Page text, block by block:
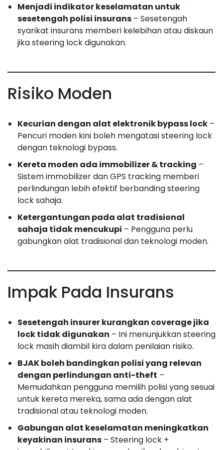
Menjadi indikator keselamatan untuk
sesetengah polisi insurans – Sesetengah
syarikat insurans memberi kelebihan atau diskaun
jika steering lock digunakan.
Risiko Moden
Kecurian dengan alat elektronik bypass lock –
Pencuri moden kini boleh mengatasi steering lock
dengan teknologi bypass.
Kereta moden ada immobilizer & tracking –
Sistem immobilizer dan GPS tracking memberi
perlindungan lebih efektif berbanding steering
lock sahaja.
Ketergantungan pada alat tradisional
sahaja tidak mencukupi – Pengguna perlu
gabungkan alat tradisional dan teknologi moden.
Impak Pada Insurans
Sesetengah insurer kurangkan coverage jika
lock tidak digunakan – Ini menunjukkan steering
lock masih diambil kira dalam penilaian risiko.
BJAK boleh bandingkan polisi yang relevan
dengan perlindungan anti-theft –
Memudahkan pengguna memilih polisi yang sesuai
untuk kereta mereka, sama ada dengan alat
tradisional atau teknologi moden.
Gabungan alat keselamatan meningkatkan
keyakinan insurans – Steering lock +